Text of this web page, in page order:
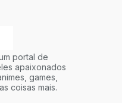
portal de
apaixonados
games,
coisas mais.